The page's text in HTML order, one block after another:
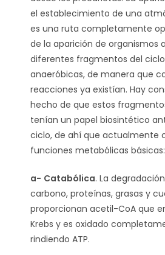
el establecimiento de una
es una ruta completamente
de la aparición de organismos
diferentes fragmentos del
anaeróbicas, de manera que
reacciones ya existían. Hay
hecho de que estos
tenían un papel biosintético
ciclo, de ahí que actualmente
funciones metabólicas básicas:
a- Catabólica. La
carbono, proteínas, grasas y
proporcionan acetil-CoA que
Krebs y es oxidado
rindiendo ATP.